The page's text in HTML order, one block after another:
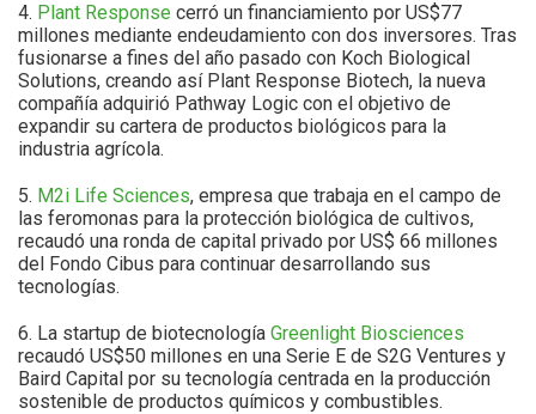
4. Plant Response cerró un financiamiento por US$77
millones mediante endeudamiento con dos inversores. Tras
fusionarse a fines del año pasado con Koch Biological
Solutions, creando así Plant Response Biotech, la nueva
compañía adquirió Pathway Logic con el objetivo de
expandir su cartera de productos biológicos para la
industria agrícola.
5. M2i Life Sciences, empresa que trabaja en el campo de
las feromonas para la protección biológica de cultivos,
recaudó una ronda de capital privado por US$ 66 millones
del Fondo Cibus para continuar desarrollando sus
tecnologías.
6. La startup de biotecnología Greenlight Biosciences
recaudó US$50 millones en una Serie E de S2G Ventures y
Baird Capital por su tecnología centrada en la producción
sostenible de productos químicos y combustibles.